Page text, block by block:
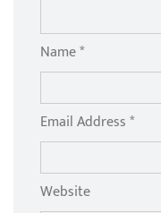
Name *
Email Address *
Website